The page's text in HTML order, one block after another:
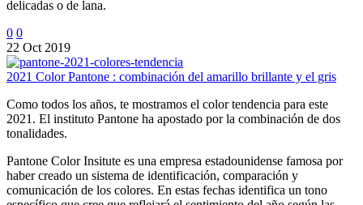
delicadas o de lana.
0 0
22 Oct 2019
2021 Color Pantone : combinación del amarillo brillante y el gris
Como todos los años, te mostramos el color tendencia para este
2021. El instituto Pantone ha apostado por la combinación de dos
tonalidades.
Pantone Color Insitute es una empresa estadounidense famosa por
haber creado un sistema de identificación, comparación y
comunicación de los colores. En estas fechas identifica un tono